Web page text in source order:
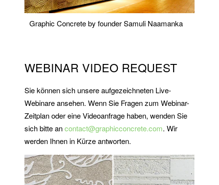
Graphic Concrete by founder Samuli Naamanka
WEBINAR VIDEO REQUEST
Sie können sich unsere aufgezeichneten Live-
Webinare ansehen. Wenn Sie Fragen zum Webinar-
Zeitplan oder eine Videoanfrage haben, wenden Sie
sich bitte ancontact@graphicconcrete.com. Wir
werden Ihnen in Kürze antworten.